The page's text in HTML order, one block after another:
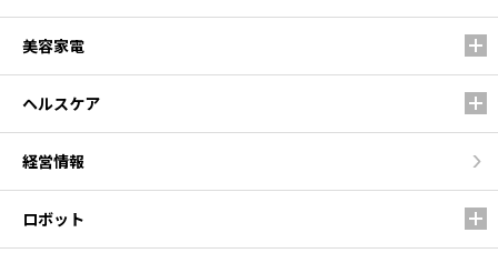
美容家電
ヘルスケア
経営情報
ロボット